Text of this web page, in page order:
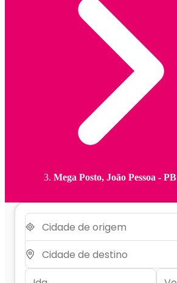
Mega Posto, João Pessoa - PB